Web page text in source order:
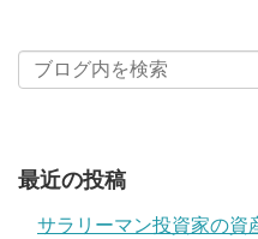
最近の投稿
サラリーマン投資家の資